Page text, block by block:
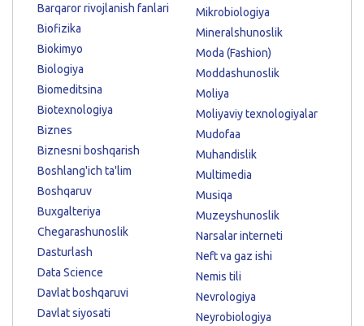
Barqaror rivojlanish fanlari
Biofizika
Biokimyo
Biologiya
Biomeditsina
Biotexnologiya
Biznes
Biznesni boshqarish
Boshlang'ich ta'lim
Boshqaruv
Buxgalteriya
Chegarashunoslik
Dasturlash
Data Science
Davlat boshqaruvi
Davlat siyosati
Mikrobiologiya
Mineralshunoslik
Moda (Fashion)
Moddashunoslik
Moliya
Moliyaviy texnologiyalar
Mudofaa
Muhandislik
Multimedia
Musiqa
Muzeyshunoslik
Narsalar interneti
Neft va gaz ishi
Nemis tili
Nevrologiya
Neyrobiologiya